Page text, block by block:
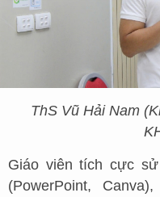
ThS Vũ Hải Nam
Giáo viên tích cực
(PowerPoint,